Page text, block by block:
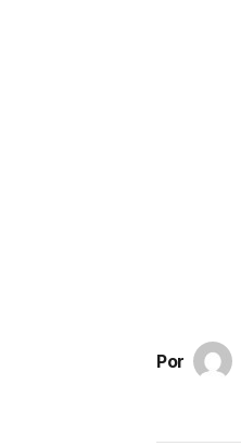
Por